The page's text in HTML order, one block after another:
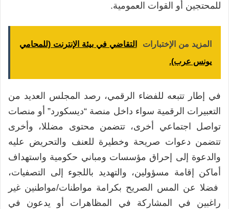
للمحتجين أو القوات العمومية.
المزيد من الإختبارات
التقاضي في بيئة الإنترنت (للمحامي
يونس عرب).
في إطار تتبعه للفضاء الرقمي، رصد المجلس العديد من
التعبيرات الرقمية سواء داخل منصة “ديسكورد” أو منصات
تواصل اجتماعي أخرى، تتضمن محتوى مضللا، وأخرى
تتضمن دعوات صريحة وخطيرة للعنف والتحريض عليه
والدعوة إلى إحراق مؤسسات ومباني حكومية واستهداف
أماكن إقامة مسؤولين، والتهديد باللجوء إلى التصفيات،
فضلا عن المس الصريح بكرامة مواطنات/مواطنين غير
راغبين في المشاركة في المظاهرات أو يدعون في